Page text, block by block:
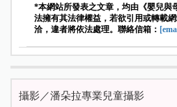
*本網站所發表之文章，均由《嬰兒與
法擁有其法律權益，若欲引用或轉載
洽，違者將依法處理。聯絡信箱：
攝影／潘朵拉專業兒童攝影